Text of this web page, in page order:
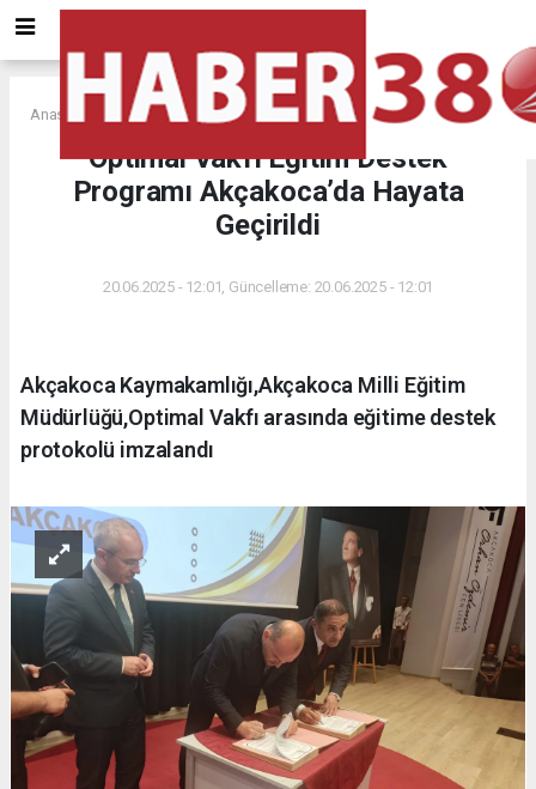
Anasayfa
Optimal Vakfı Eğitim Destek
Programı Akçakoca’da Hayata
Geçirildi
20.06.2025 - 12:01, Güncelleme: 20.06.2025 - 12:01
Akçakoca Kaymakamlığı,Akçakoca Milli Eğitim
Müdürlüğü,Optimal Vakfı arasında eğitime destek
protokolü imzalandı